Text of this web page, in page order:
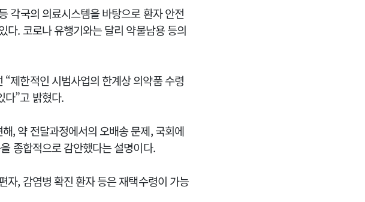
각국의 의료시스템을 바탕으로 환자 안전
다. 코로나 유행기와는 달리 약물남용 등의
제한적인 시범사업의 한계상 의약품 수령
다”고 밝혔다.
, 약 전달과정에서의 오배송 문제, 국회에
종합적으로 감안했다는 설명이다.
자, 감염병 확진 환자 등은 재택수령이 가능